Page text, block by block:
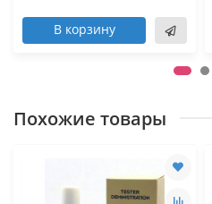
В корзину
Похожие товары